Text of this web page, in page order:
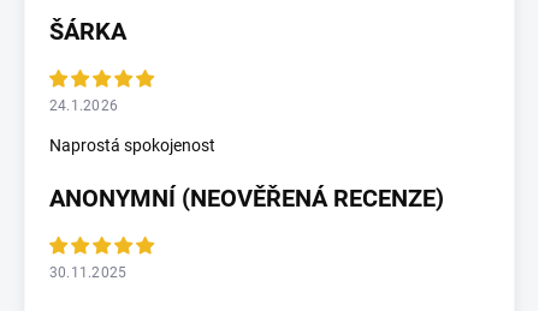
ŠÁRKA
24.1.2026
Naprostá spokojenost
ANONYMNÍ (NEOVĚŘENÁ RECENZE)
30.11.2025